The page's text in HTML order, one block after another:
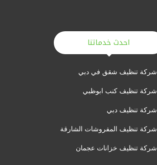
احدث خدماتنا
شركة تنظيف شقق في دبي
شركة تنظيف كنب ابوظبي
شركة تنظيف دبي
شركة تنظيف المفروشات الشارقة
شركة تنظيف خزانات عجمان